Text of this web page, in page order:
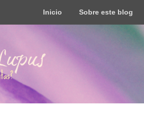
Inicio Sobre este blog
todo tipo de información y recursos